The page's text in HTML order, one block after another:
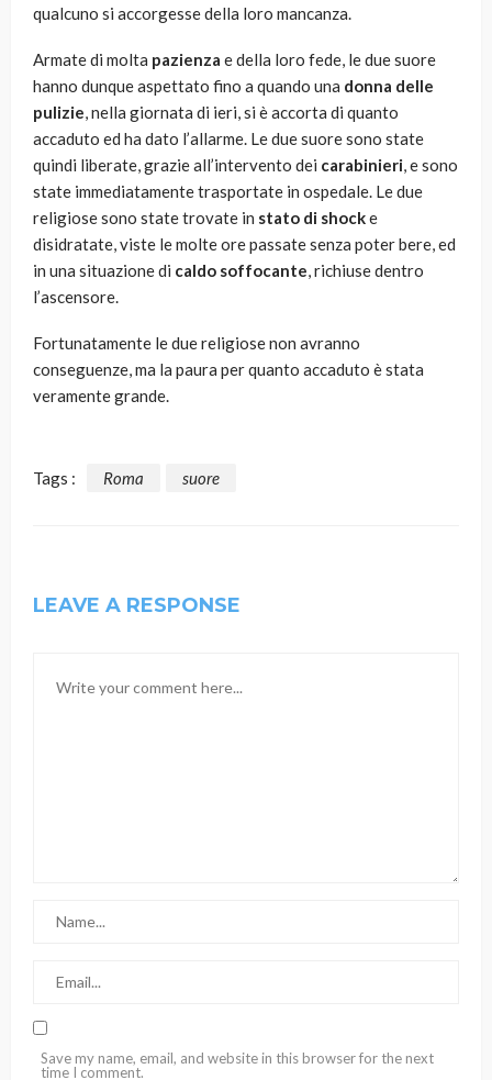
qualcuno si accorgesse della loro mancanza.
Armate di molta pazienza e della loro fede, le due suore
hanno dunque aspettato fino a quando una donna delle
pulizie, nella giornata di ieri, si è accorta di quanto
accaduto ed ha dato l’allarme. Le due suore sono state
quindi liberate, grazie all’intervento dei carabinieri, e sono
state immediatamente trasportate in ospedale. Le due
religiose sono state trovate in stato di shocke
disidratate, viste le molte ore passate senza poter bere, ed
in una situazione di caldo soffocante, richiuse dentro
l’ascensore.
Fortunatamente le due religiose non avranno
conseguenze, ma la paura per quanto accaduto è stata
veramente grande.
Tags : Roma suore
LEAVE A RESPONSE
Save my name, email, and website in this browser for the next
time I comment.